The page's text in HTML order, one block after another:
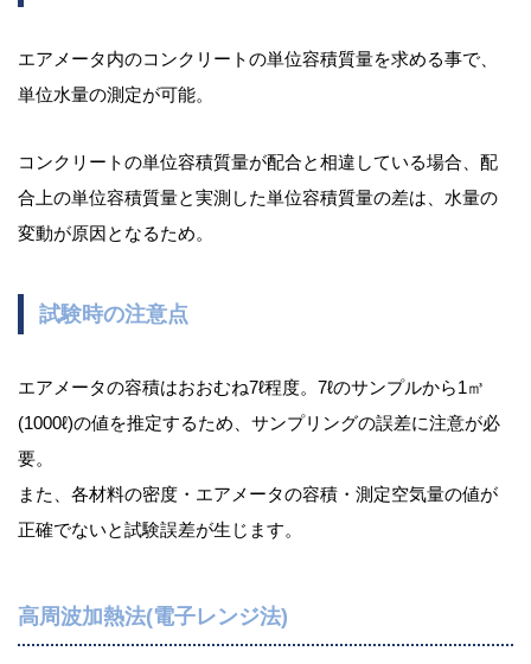
エアメータ内のコンクリートの単位容積質量を求める事で、
単位水量の測定が可能。
コンクリートの単位容積質量が配合と相違している場合、配
合上の単位容積質量と実測した単位容積質量の差は、水量の
変動が原因となるため。
試験時の注意点
エアメータの容積はおおむね7ℓ程度。7ℓのサンプルから1㎥
(1000ℓ)の値を推定するため、サンプリングの誤差に注意が必
要。
また、各材料の密度・エアメータの容積・測定空気量の値が
正確でないと試験誤差が生じます。
高周波加熱法(電子レンジ法)